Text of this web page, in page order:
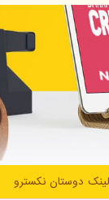
لینک دوستان نكسترو